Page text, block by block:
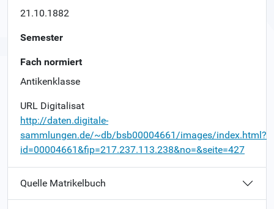
21.10.1882
Semester
Fach normiert
Antikenklasse
URL Digitalisat
http://daten.digitale-
sammlungen.de/~db/bsb00004661/images/index.html?
id=00004661&fip=217.237.113.238&no=&seite=427
Quelle Matrikelbuch